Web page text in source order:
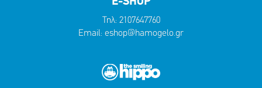
Τηλ: 2107647760
Email: eshop@hamogelo.gr